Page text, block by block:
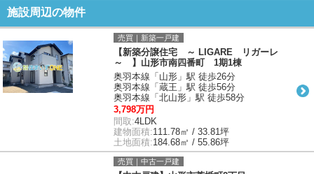
施設周辺の物件
売買｜新築一戸建
【新築分譲住宅 ～ LIGARE リガーレ
～ 】山形市南四番町 1期1棟
奥羽本線「山形」駅 徒歩26分
奥羽本線「蔵王」駅 徒歩56分
奥羽本線「北山形」駅 徒歩58分
3,798万円
間取:4LDK
建物面積:111.78㎡ / 33.81坪
土地面積:184.68㎡ / 55.86坪
売買｜中古一戸建